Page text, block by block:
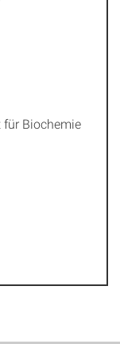
Biochemie